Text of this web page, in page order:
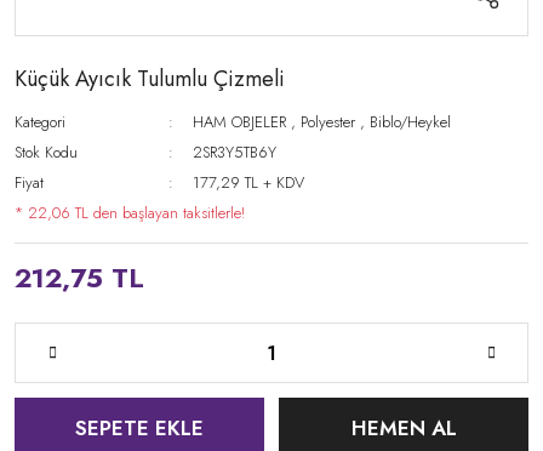
Küçük Ayıcık Tulumlu Çizmeli
Kategori HAM OBJELER , Polyester , Biblo/Heykel
Stok Kodu
2SR3Y5TB6Y
Fiyat
177,29 TL + KDV
* 22,06 TL den başlayan taksitlerle!
212,75 TL
SEPETE EKLE HEMEN AL